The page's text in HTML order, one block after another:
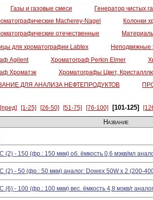
Газы и газовые смеси
Генератор чистых
Macherey-Nagel
Колонки
отечественные
для хроматографии Labtex
Неподвижные
Agilent
Хроматограф Perkin Elmer
Хроматэк
Хроматографы Цвет,
ДЛЯ АНАЛИЗА НЕФТЕПРОДУКТОВ
[пред] [1-25] [26-50] [51-75] [76-100] [101-125]
Название
(2) - 150 (фр.: 150 мкм) об. ёмкость 0,6 мэкв/мл
(2) - 50 (фр.: 50 мкм) аналог: Dowex 50W x 2 (200-
(6) - 100 (фр.: 100 мкм) вес. ёмкость 4,8 мэкв/г